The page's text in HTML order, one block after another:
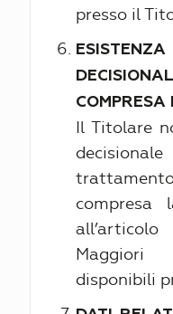
presso il
Il Titolare
compresa
Maggiori
disponibili